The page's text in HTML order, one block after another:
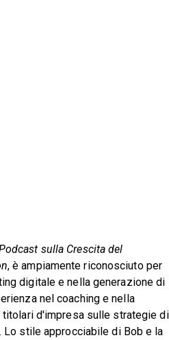
sulla Crescita del
, è ampiamente riconosciuto per
digitale e nella generazione di
nel coaching e nella
d'impresa sulle strategie di
stile approcciabile di Bob e la